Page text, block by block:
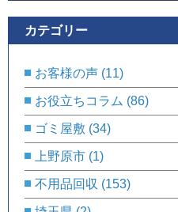
カテゴリー
お客様の声 (11)
お役立ちコラム (86)
ゴミ屋敷 (34)
上野原市 (1)
不用品回収 (153)